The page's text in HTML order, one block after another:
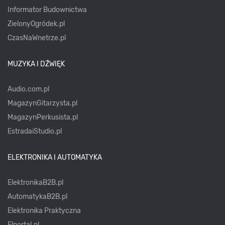
Informator Budownictwa
ZielonyOgródek.pl
CzasNaWnetrze.pl
MUZYKA I DŹWIĘK
Audio.com.pl
MagazynGitarzysta.pl
MagazynPerkusista.pl
EstradaiStudio.pl
ELEKTRONIKA I AUTOMATYKA
ElektronikaB2B.pl
AutomatykaB2B.pl
Elektronika Praktyczna